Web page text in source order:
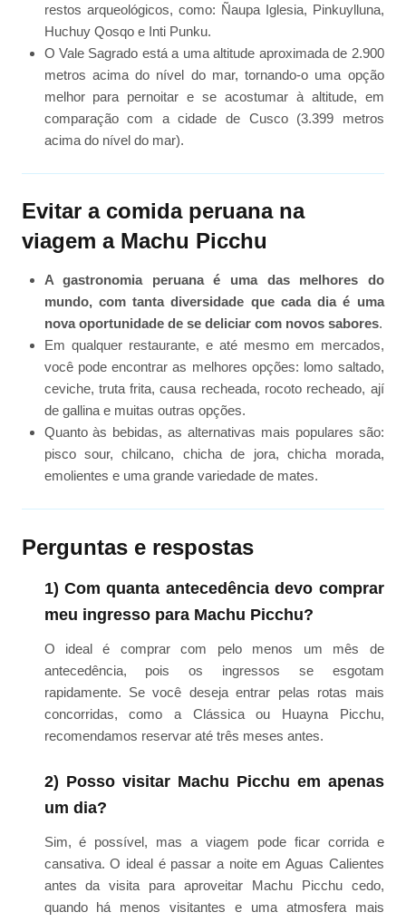
restos arqueológicos, como: Ñaupa Iglesia, Pinkuylluna,
Huchuy Qosqo e Inti Punku.
O Vale Sagrado está a uma altitude aproximada de 2.900
metros acima do nível do mar, tornando-o uma opção
melhor para pernoitar e se acostumar à altitude, em
comparação com a cidade de Cusco (3.399 metros
acima do nível do mar).
Evitar a comida peruana na
viagem a Machu Picchu
A gastronomia peruana é uma das melhores do
mundo, com tanta diversidade que cada dia é uma
nova oportunidade de se deliciar com novos sabores.
Em qualquer restaurante, e até mesmo em mercados,
você pode encontrar as melhores opções: lomo saltado,
ceviche, truta frita, causa recheada, rocoto recheado, ají
de gallina e muitas outras opções.
Quanto às bebidas, as alternativas mais populares são:
pisco sour, chilcano, chicha de jora, chicha morada,
emolientes e uma grande variedade de mates.
Perguntas e respostas
1) Com quanta antecedência devo comprar
meu ingresso para Machu Picchu?
O ideal é comprar com pelo menos um mês de
antecedência, pois os ingressos se esgotam
rapidamente. Se você deseja entrar pelas rotas mais
concorridas, como a Clássica ou Huayna Picchu,
recomendamos reservar até três meses antes.
2) Posso visitar Machu Picchu em apenas
um dia?
Sim, é possível, mas a viagem pode ficar corrida e
cansativa. O ideal é passar a noite em Aguas Calientes
antes da visita para aproveitar Machu Picchu cedo,
quando há menos visitantes e uma atmosfera mais